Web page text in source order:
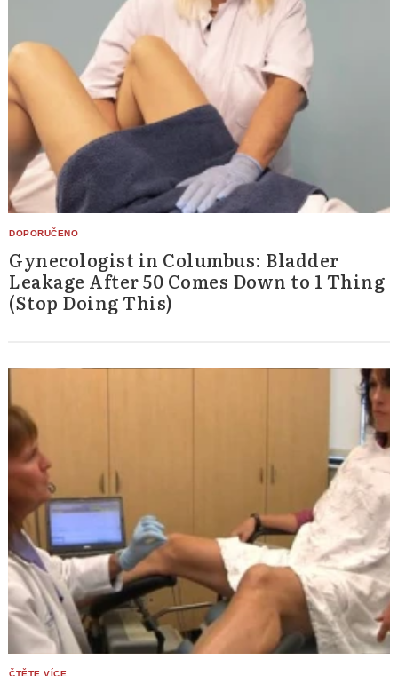
Gynecologist in Columbus: Bladder
Leakage After 50 Comes Down to 1 Thing
(Stop Doing This)